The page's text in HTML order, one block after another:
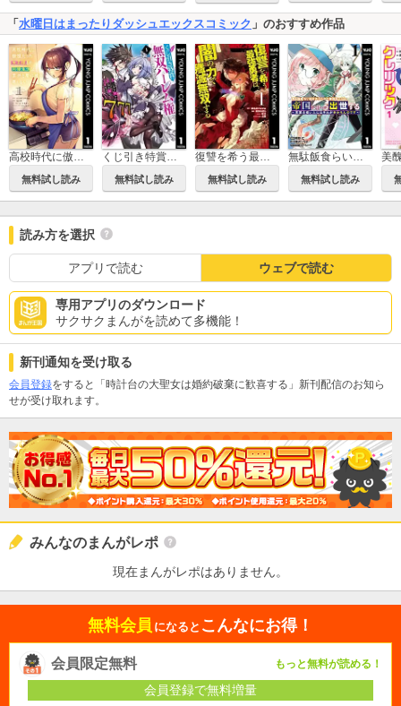
「水曜日はまったりダッシュエックスコミック 」のおすすめ作品
高校時代に傲慢だった女王様との同棲生活は意外と居心地が悪くない
無料試し読み
くじ引き特賞：無双ハーレム権
無料試し読み
復讐を希う最強勇者は、闇の力で殲滅無双する
無料試し読み
無駄飯食らい認定されたので愛想をつかし、帝国に移って出世する ～王国の偉い人にはそれが分からんのです～
無料試し読み
読み方を選択
アプリで読む ウェブで読む
専用アプリのダウンロード
サクサクまんがを読めて多機能！
新刊通知を受け取る
会員登録をすると「時計台の大聖女は婚約破棄に歓喜する」新刊配信のお知ら
せが受け取れます。
みんなのまんがレポ
現在まんがレポはありません。
無料会員 になると こんなにお得！
会員限定無料 もっと無料が読める！
会員登録で無料増量